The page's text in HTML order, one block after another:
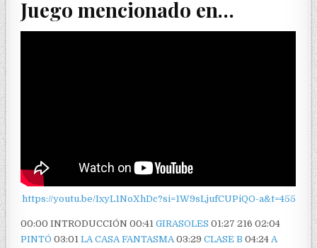
Juego mencionado en…
https://youtu.be/IxyL1NoXhDc?si=1W9sLjufCUPiQO-a&t=455
00:00 INTRODUCCIÓN 00:41GIRASOLES01:27 216 02:04
PINTÓ03:01LA CASA FANTASMA 03:29CLASE B 04:24 A